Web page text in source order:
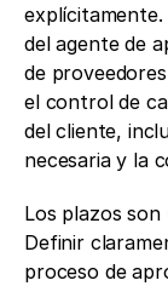
explícitamente.
del agente de
de
el control de
del cliente,
necesaria y la
Los plazos
Definir
proceso de